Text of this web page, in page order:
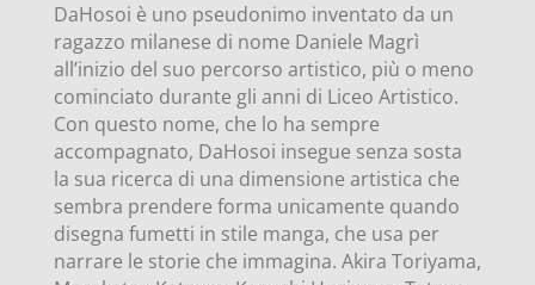
DaHosoi è uno pseudonimo inventato da un
ragazzo milanese di nome Daniele Magrì
all’inizio del suo percorso artistico, più o meno
cominciato durante gli anni di Liceo Artistico.
Con questo nome, che lo ha sempre
accompagnato, DaHosoi insegue senza sosta
la sua ricerca di una dimensione artistica che
sembra prendere forma unicamente quando
disegna fumetti in stile manga, che usa per
narrare le storie che immagina. Akira Toriyama,